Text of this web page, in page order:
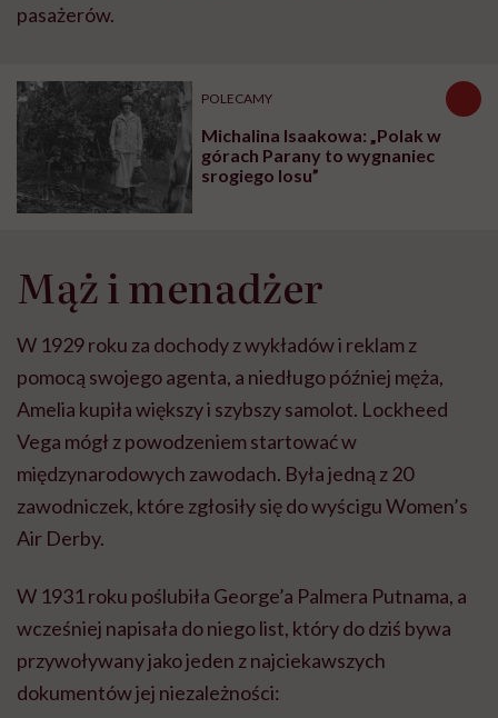
pasażerów.
POLECAMY
Michalina Isaakowa: „Polak w
górach Parany to wygnaniec
srogiego losu”
Mąż i menadżer
W 1929 roku za dochody z wykładów i reklam z
pomocą swojego agenta, a niedługo później męża,
Amelia kupiła większy i szybszy samolot. Lockheed
Vega mógł z powodzeniem startować w
międzynarodowych zawodach. Była jedną z 20
zawodniczek, które zgłosiły się do wyścigu Women’s
Air Derby.
W 1931 roku poślubiła George’a Palmera Putnama, a
wcześniej napisała do niego list, który do dziś bywa
przywoływany jako jeden z najciekawszych
dokumentów jej niezależności: